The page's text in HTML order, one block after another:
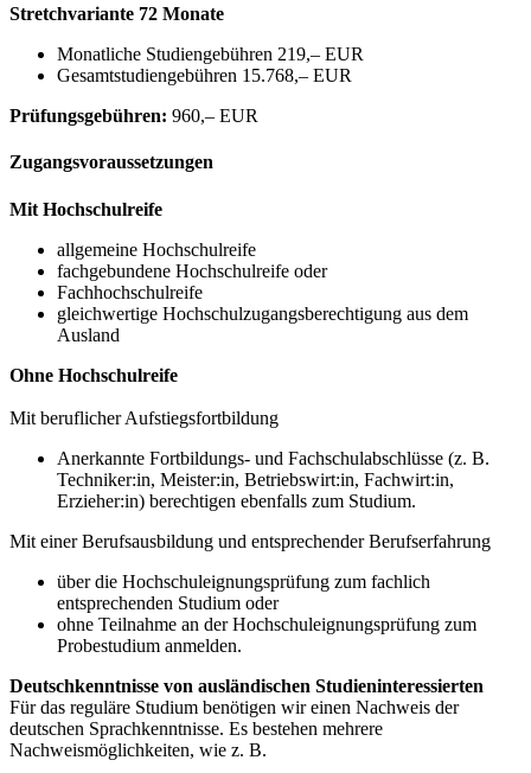
Stretchvariante 72 Monate
Monatliche Studiengebühren 219,– EUR
Gesamtstudiengebühren 15.768,– EUR
Prüfungsgebühren: 960,– EUR
Zugangsvoraussetzungen
Mit Hochschulreife
allgemeine Hochschulreife
fachgebundene Hochschulreife oder
Fachhochschulreife
gleichwertige Hochschulzugangsberechtigung aus dem
Ausland
Ohne Hochschulreife
Mit beruflicher Aufstiegsfortbildung
Anerkannte Fortbildungs- und Fachschulabschlüsse (z. B.
Techniker:in, Meister:in, Betriebswirt:in, Fachwirt:in,
Erzieher:in) berechtigen ebenfalls zum Studium.
Mit einer Berufsausbildung und entsprechender Berufserfahrung
über die Hochschuleignungsprüfung zum fachlich
entsprechenden Studium oder
ohne Teilnahme an der Hochschuleignungsprüfung zum
Probestudium anmelden.
Deutschkenntnisse von ausländischen Studieninteressierten
Für das reguläre Studium benötigen wir einen Nachweis der
deutschen Sprachkenntnisse. Es bestehen mehrere
Nachweismöglichkeiten, wie z. B.